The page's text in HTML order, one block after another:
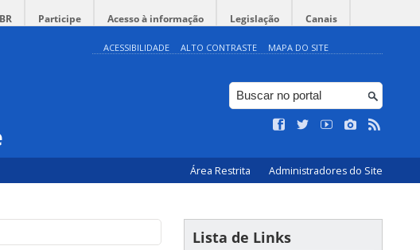
Participe Acesso à informação Legislação Canais
ACESSIBILIDADE ALTO CONTRASTE MAPA DO SITE
Área Restrita Administradores do Site
Lista de Links